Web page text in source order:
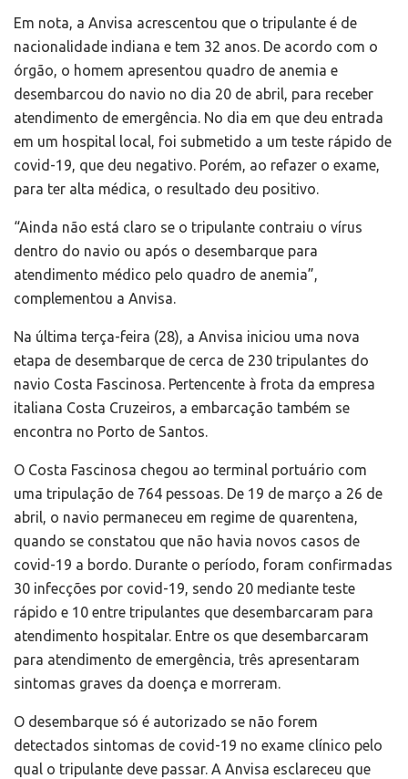
Em nota, a Anvisa acrescentou que o tripulante é de
nacionalidade indiana e tem 32 anos. De acordo com o
órgão, o homem apresentou quadro de anemia e
desembarcou do navio no dia 20 de abril, para receber
atendimento de emergência. No dia em que deu entrada
em um hospital local, foi submetido a um teste rápido de
covid-19, que deu negativo. Porém, ao refazer o exame,
para ter alta médica, o resultado deu positivo.
“Ainda não está claro se o tripulante contraiu o vírus
dentro do navio ou após o desembarque para
atendimento médico pelo quadro de anemia”,
complementou a Anvisa.
Na última terça-feira (28), a Anvisa iniciou uma nova
etapa de desembarque de cerca de 230 tripulantes do
navio Costa Fascinosa. Pertencente à frota da empresa
italiana Costa Cruzeiros, a embarcação também se
encontra no Porto de Santos.
O Costa Fascinosa chegou ao terminal portuário com
uma tripulação de 764 pessoas. De 19 de março a 26 de
abril, o navio permaneceu em regime de quarentena,
quando se constatou que não havia novos casos de
covid-19 a bordo. Durante o período, foram confirmadas
30 infecções por covid-19, sendo 20 mediante teste
rápido e 10 entre tripulantes que desembarcaram para
atendimento hospitalar. Entre os que desembarcaram
para atendimento de emergência, três apresentaram
sintomas graves da doença e morreram.
O desembarque só é autorizado se não forem
detectados sintomas de covid-19 no exame clínico pelo
qual o tripulante deve passar. A Anvisa esclareceu que